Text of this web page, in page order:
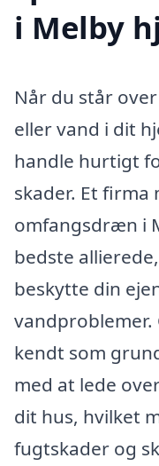
i Melby
Når du står
eller vand i dit
handle hurtigt
skader. Et firma
omfangsdræn i
bedste
beskytte din
kendt som
med at lede
dit hus, hvilket
fugtskader og